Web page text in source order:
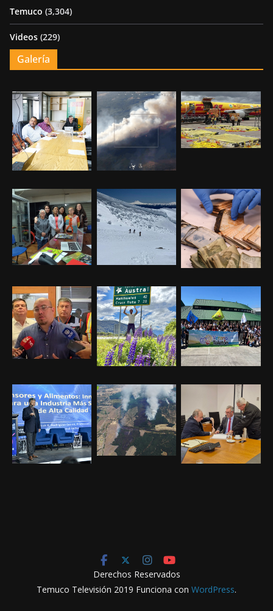
Temuco (3,304)
Videos (229)
Galería
Derechos Reservados
Temuco Televisión 2019 Funciona con WordPress.